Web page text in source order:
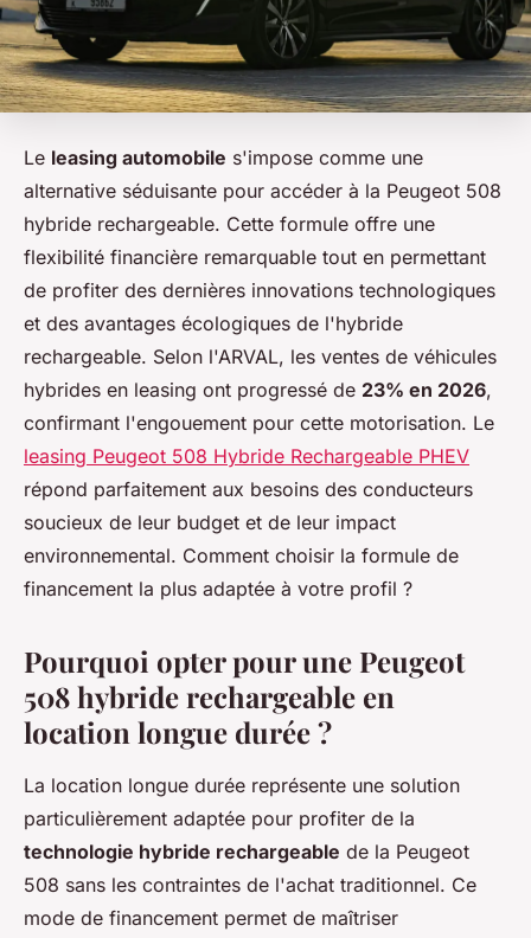
Le leasing automobile s'impose comme une
alternative séduisante pour accéder à la Peugeot 508
hybride rechargeable. Cette formule offre une
flexibilité financière remarquable tout en permettant
de profiter des dernières innovations technologiques
et des avantages écologiques de l'hybride
rechargeable. Selon l'ARVAL, les ventes de véhicules
hybrides en leasing ont progressé de 23% en 2026,
confirmant l'engouement pour cette motorisation. Le
leasing Peugeot 508 Hybride Rechargeable PHEV
répond parfaitement aux besoins des conducteurs
soucieux de leur budget et de leur impact
environnemental. Comment choisir la formule de
financement la plus adaptée à votre profil ?
Pourquoi opter pour une Peugeot
508 hybride rechargeable en
location longue durée ?
La location longue durée représente une solution
particulièrement adaptée pour profiter de la
technologie hybride rechargeable de la Peugeot
508 sans les contraintes de l'achat traditionnel. Ce
mode de financement permet de maîtriser